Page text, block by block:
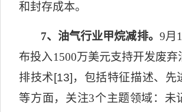
和封存成本。
7、油气行业甲烷减排。 9月
布投入1500万美元支持开发废弃
排技术 [13] ，包括特征描述、先
等方面，关注3个主题领域： 未